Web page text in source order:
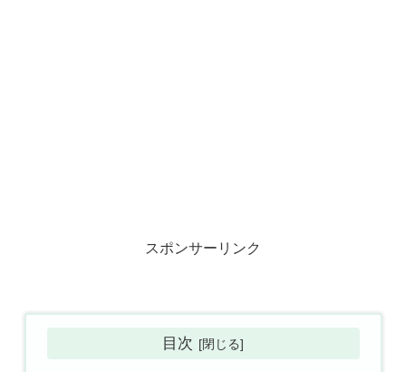
スポンサーリンク
目次